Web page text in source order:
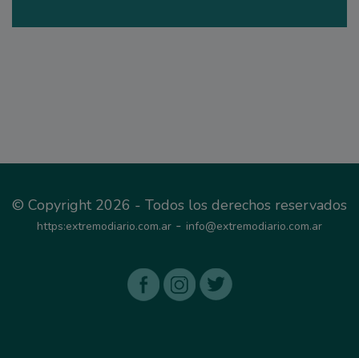
© Copyright 2026 - Todos los derechos reservados
https:extremodiario.com.ar - info@extremodiario.com.ar